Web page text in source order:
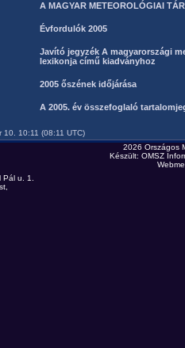
A MAGYAR METEOROLÓGIAI
Évfordulók 2005
Javító jegyzék A magyarországi
lexikonja című kiadványhoz
2005 őszének időjárása
A 2005. év összefoglaló
10:11 (08:11 UTC)
2026
Készült: OMSZ
u. 1.